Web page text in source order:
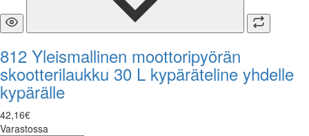
812 Yleismallinen moottoripyörän
skootterilaukku 30 L kypäräteline yhdelle
kypärälle
42,16€
Varastossa